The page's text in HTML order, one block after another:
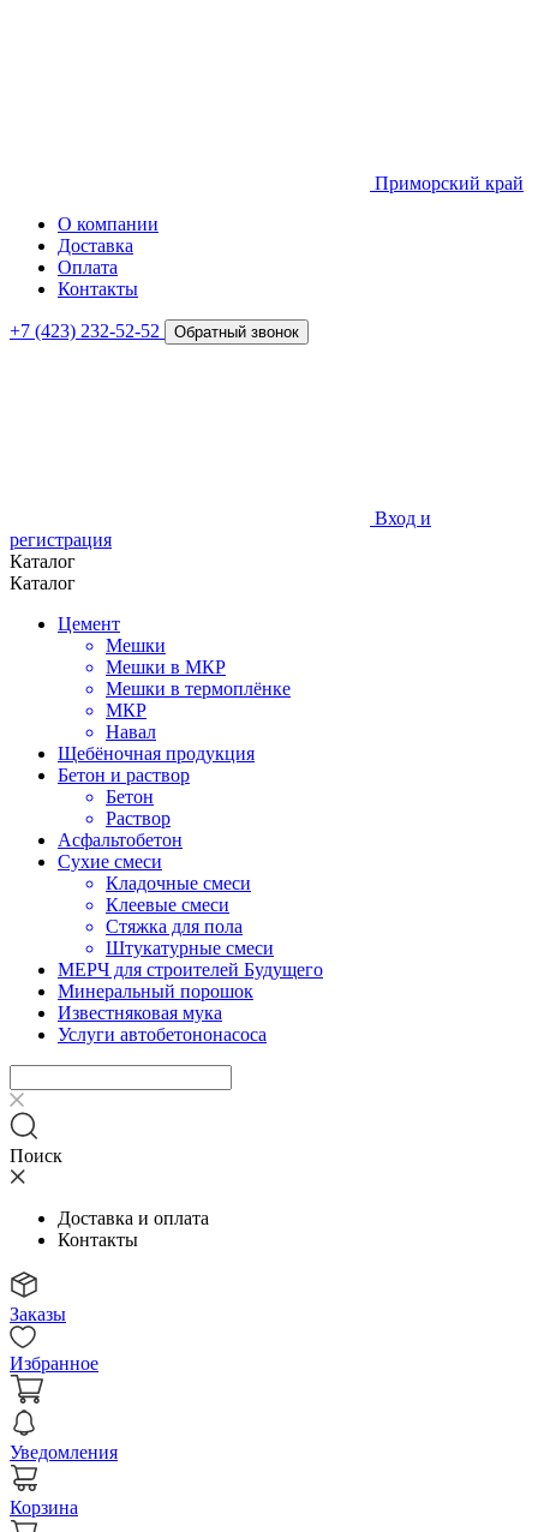
Приморский край
О компании
Доставка
Оплата
Контакты
+7 (423) 232-52-52 Обратный звонок
Вход и
регистрация
Каталог
Каталог
Цемент
Мешки
Мешки в МКР
Мешки в термоплёнке
МКР
Навал
Щебёночная продукция
Бетон и раствор
Бетон
Раствор
Асфальтобетон
Сухие смеси
Кладочные смеси
Клеевые смеси
Стяжка для пола
Штукатурные смеси
МЕРЧ для строителей Будущего
Минеральный порошок
Известняковая мука
Услуги автобетононасоса
Поиск
Доставка и оплата
Контакты
Заказы
Избранное
Уведомления
Корзина